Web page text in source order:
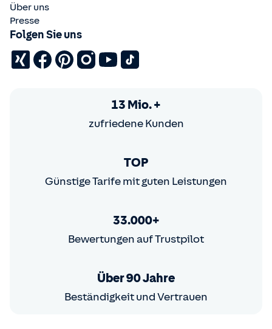
Über uns
Presse
Folgen Sie uns
13 Mio. +
zufriedene Kunden
TOP
Günstige Tarife mit guten Leistungen
33.000+
Bewertungen auf Trustpilot
Über 90 Jahre
Beständigkeit und Vertrauen